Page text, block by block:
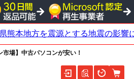
場】中古パソコンが安い！